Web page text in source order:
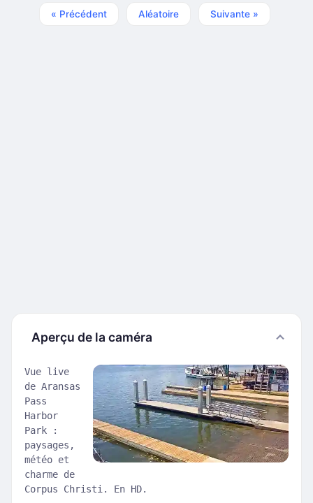
« Précédent Aléatoire Suivante »
Aperçu de la caméra
Vue live
de Aransas
Pass
Harbor
Park :
paysages,
météo et
charme de
Corpus Christi. En HD.